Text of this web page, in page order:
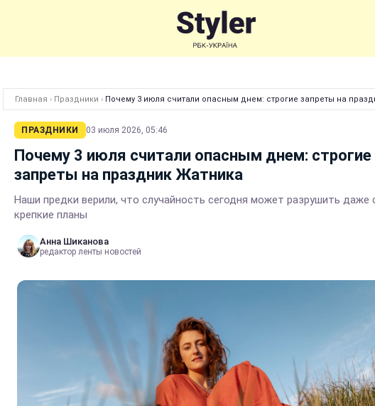
Главная › Праздники › Почему 3 июля считали опасным днем: строгие запреты на
ПРАЗДНИКИ 03 июля 2026, 05:46
Почему 3 июля считали опасным днем: строгие
запреты на праздник Жатника
Наши предки верили, что случайность сегодня может разрушить даже
крепкие планы
Анна Шиканова
редактор ленты новостей